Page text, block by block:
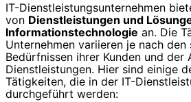
IT-Dienstleistungsunternehmen
von Dienstleistungen und
Informationstechnologie an. Die
Unternehmen variieren je nach den
Bedürfnissen ihrer Kunden und
Dienstleistungen. Hier sind einige
Tätigkeiten, die in der IT-
durchgeführt werden: